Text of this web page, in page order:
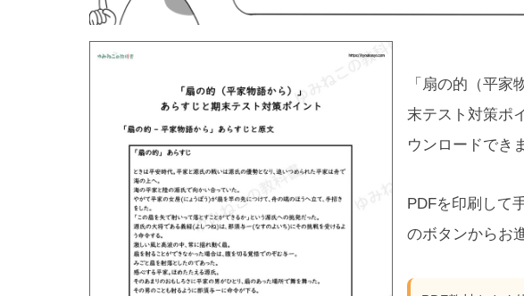
「扇の的（平家
末テスト対策ポ
ウンロードでき
PDFを印刷して
のボタンからお